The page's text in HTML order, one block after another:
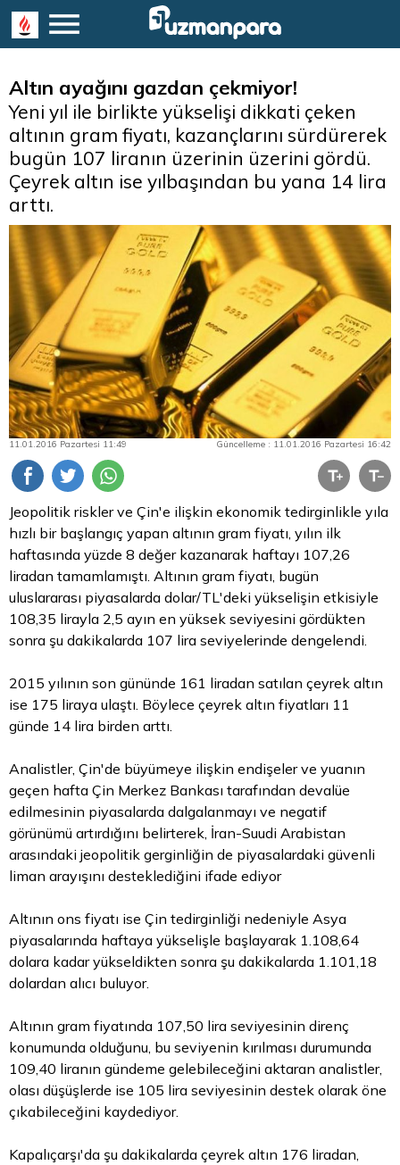
Altın ayağını gazdan çekmiyor!
Yeni yıl ile birlikte yükselişi dikkati çeken
altının gram fiyatı, kazançlarını sürdürerek
bugün 107 liranın üzerinin üzerini gördü.
Çeyrek altın ise yılbaşından bu yana 14 lira
arttı.
11.01.2016 Pazartesi 11:49 Güncelleme : 11.01.2016 Pazartesi 16:42
Jeopolitik riskler ve Çin'e ilişkin ekonomik tedirginlikle yıla
hızlı bir başlangıç yapan altının gram fiyatı, yılın ilk
haftasında yüzde 8 değer kazanarak haftayı 107,26
liradan tamamlamıştı. Altının gram fiyatı, bugün
uluslararası piyasalarda dolar/TL'deki yükselişin etkisiyle
108,35 lirayla 2,5 ayın en yüksek seviyesini gördükten
sonra şu dakikalarda 107 lira seviyelerinde dengelendi.
2015 yılının son gününde 161 liradan satılan çeyrek altın
ise 175 liraya ulaştı. Böylece çeyrek altın fiyatları 11
günde 14 lira birden arttı.
Analistler, Çin'de büyümeye ilişkin endişeler ve yuanın
geçen hafta Çin Merkez Bankası tarafından devalüe
edilmesinin piyasalarda dalgalanmayı ve negatif
görünümü artırdığını belirterek, İran-Suudi Arabistan
arasındaki jeopolitik gerginliğin de piyasalardaki güvenli
liman arayışını desteklediğini ifade ediyor
Altının ons fiyatı ise Çin tedirginliği nedeniyle Asya
piyasalarında haftaya yükselişle başlayarak 1.108,64
dolara kadar yükseldikten sonra şu dakikalarda 1.101,18
dolardan alıcı buluyor.
Altının gram fiyatında 107,50 lira seviyesinin direnç
konumunda olduğunu, bu seviyenin kırılması durumunda
109,40 liranın gündeme gelebileceğini aktaran analistler,
olası düşüşlerde ise 105 lira seviyesinin destek olarak öne
çıkabileceğini kaydediyor.
Kapalıçarşı'da şu dakikalarda çeyrek altın 176 liradan,